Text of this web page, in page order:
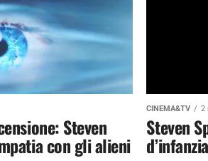
Steven
con gli alieni
CINEMA&TV 2
Steven
d’infanzia